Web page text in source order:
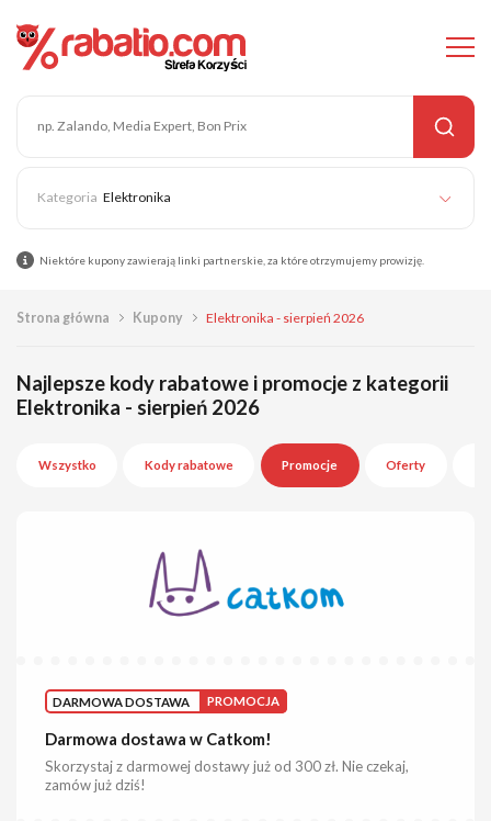
Elektronika
Niektóre kupony zawierają linki partnerskie, za które otrzymujemy prowizję.
Strona główna Kupony Elektronika - sierpień 2026
Najlepsze kody rabatowe i promocje z kategorii
Elektronika - sierpień 2026
Wszystko Kody rabatowe Promocje Oferty
DARMOWA DOSTAWA PROMOCJA
Darmowa dostawa w Catkom!
Skorzystaj z darmowej dostawy już od 300 zł. Nie czekaj,
zamów już dziś!